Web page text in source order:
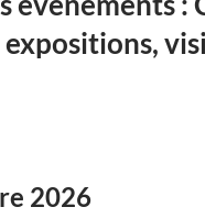
expositions,
2026